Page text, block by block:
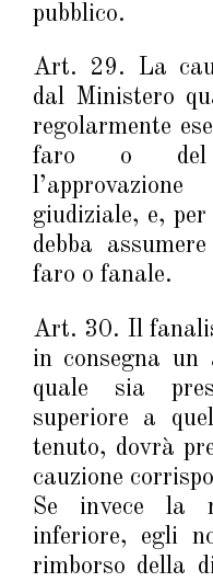
pubblico.
Art. 29. La
dal Ministero
regolarmente
faro o del
giudiziale, e,
debba
faro o fanale.
Art. 30. Il
in consegna
quale sia
superiore a
tenuto, dovrà
cauzione
Se invece la
inferiore, egli
rimborso della